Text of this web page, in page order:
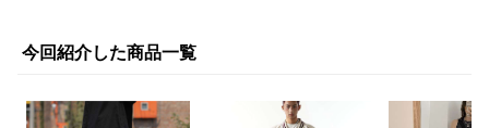
今回紹介した商品一覧